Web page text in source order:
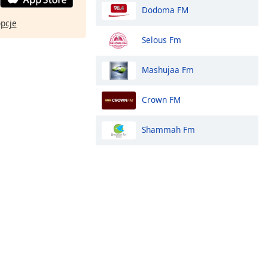
Dodoma FM
Selous Fm
Mashujaa Fm
Crown FM
Shammah Fm